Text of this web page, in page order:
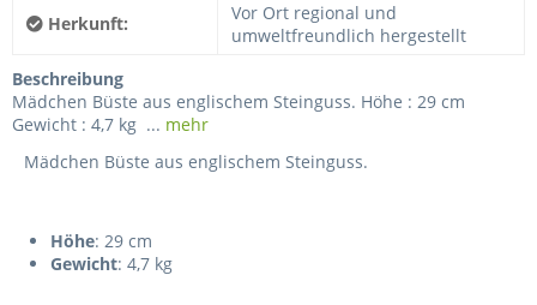
Herkunft:
Vor Ort regional und
umweltfreundlich hergestellt
Beschreibung
Mädchen Büste aus englischem Steinguss. Höhe : 29 cm
Gewicht : 4,7 kg ... mehr
Mädchen Büste aus englischem Steinguss.
Höhe: 29 cm
Gewicht: 4,7 kg